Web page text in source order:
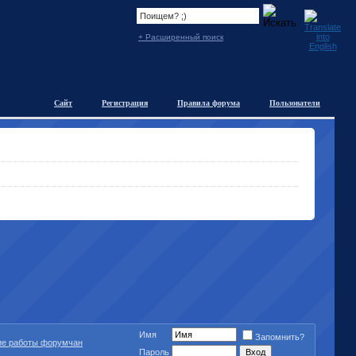
+ Расширенный поиск
Пользователи
Правила форума
Регистрация
Сайт
работы форумчан
Имя
Запомнить?
Пароль